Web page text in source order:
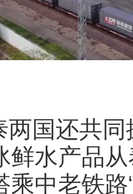
两国还共
鲜水产品
乘中老铁